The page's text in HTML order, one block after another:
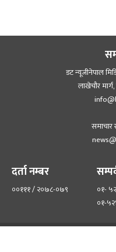
डट न्यूजीनेपाल
लाखेचौर
समाचार
दर्ता नम्बर
००१११ / २०७८-०७९
०१-
०१-